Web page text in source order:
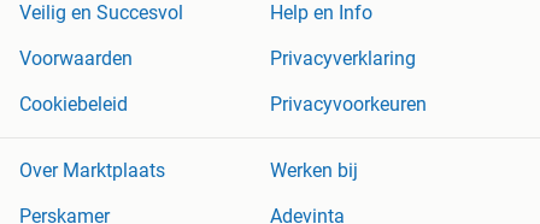
Veilig en Succesvol
Help en Info
Voorwaarden
Privacyverklaring
Cookiebeleid
Privacyvoorkeuren
Over Marktplaats
Werken bij
Perskamer
Adevinta